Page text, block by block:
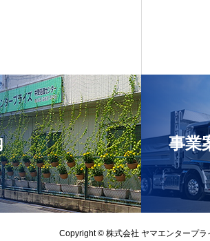
事業
Copyright © 株式会社 ヤマエンタープラ